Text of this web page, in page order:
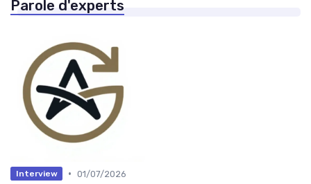
Parole d'experts
Interview • 01/07/2026